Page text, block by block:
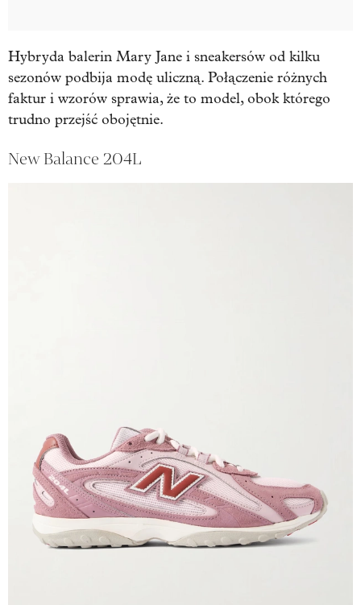
Hybryda balerin Mary Jane i sneakersów od kilku
sezonów podbija modę uliczną. Połączenie różnych
faktur i wzorów sprawia, że to model, obok którego
trudno przejść obojętnie.
New Balance 204L